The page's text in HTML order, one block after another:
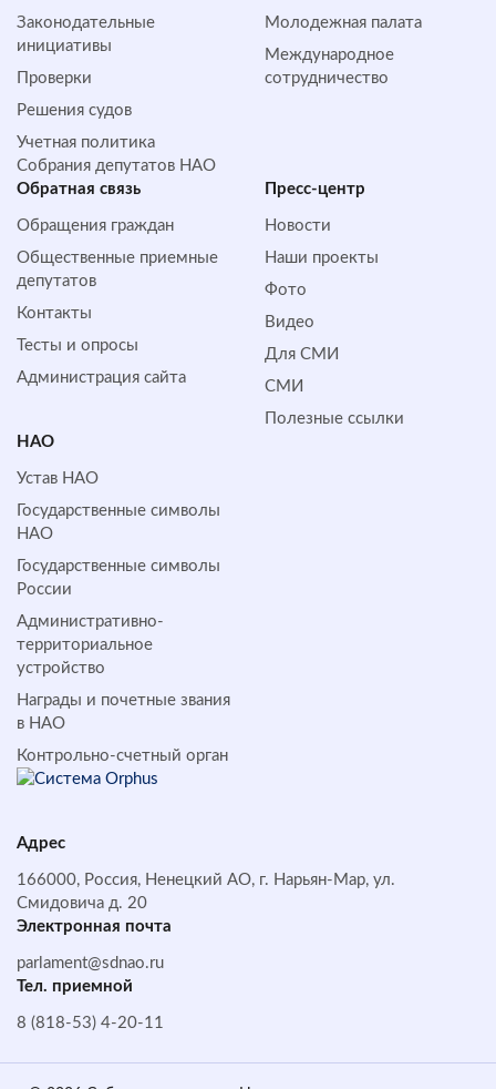
Законодательные
инициативы
Проверки
Решения судов
Учетная политика
Собрания депутатов НАО
Молодежная палата
Международное
сотрудничество
Обратная cвязь
Обращения граждан
Общественные приемные
депутатов
Контакты
Тесты и опросы
Администрация сайта
Пресс-центр
Новости
Наши проекты
Фото
Видео
Для СМИ
СМИ
Полезные ссылки
НАО
Устав НАО
Государственные символы
НАО
Государственные символы
России
Административно-
территориальное
устройство
Награды и почетные звания
в НАО
Контрольно-счетный орган
Адрес
166000, Россия, Ненецкий АО, г. Нарьян-Мар, ул.
Смидовича д. 20
Электронная почта
parlament@sdnao.ru
Тел. приемной
8 (818-53) 4-20-11